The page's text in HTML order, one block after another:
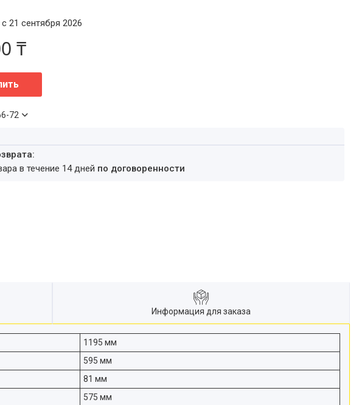
21 сентября 2026
₸
72
в течение 14 дней по договоренности
Информация для заказа
1195 мм
595 мм
81 мм
575 мм